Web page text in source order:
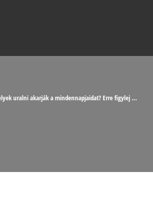
uralni akarják a mindennapjaidat? Erre figylej …